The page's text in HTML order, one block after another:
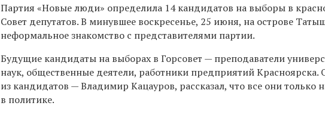
Партия «Новые люди» определила 14 кандидатов на выборы в
Совет депутатов. В минувшее воскресенье, 25 июня, на острове
неформальное знакомство с представителями партии.
Будущие кандидаты на выборах в Горсовет — преподаватели
наук, общественные деятели, работники предприятий Красноярска.
из кандидатов — Владимир Кацауров, рассказал, что все они только
в политике.